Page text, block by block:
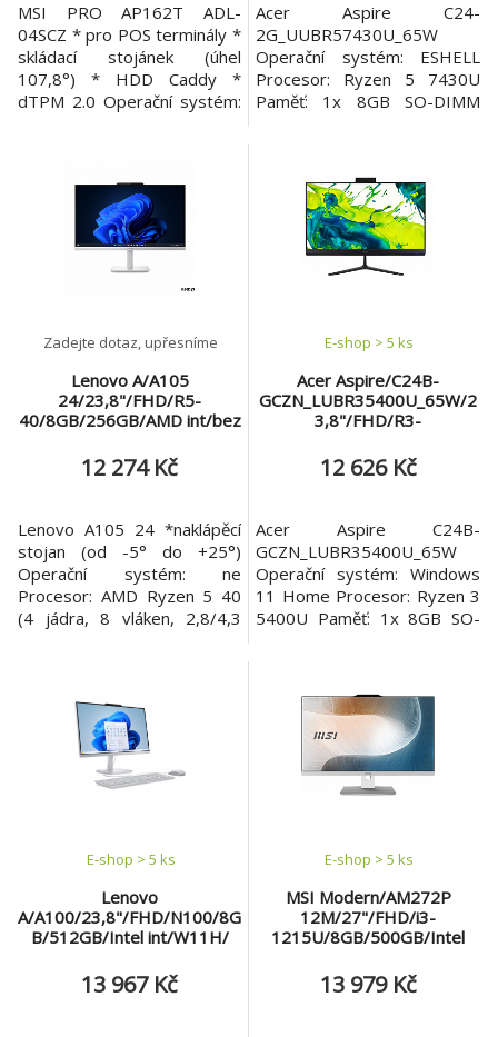
MSI PRO AP162T ADL-
04SCZ * pro POS terminály *
skládací stojánek (úhel
107,8°) * HDD Caddy *
dTPM 2.0 Operační systém:
cache) Paměť: 4GB SO-DIMM
DDR4-3200 Počet slotů
(celkem/volných): 1 slot
DDR4 SO-DIMM (1/0)
Maximální velikost paměti:
Acer Aspire C24-
2G_UUBR57430U_65W
Operační systém: ESHELL
Procesor: Ryzen 5 7430U
Paměť: 1x 8GB SO-DIMM
Ne Displej: ultra slim 23,8"
Full HD LED display
(1920x1080) IPS anit-glare
100Hz Grafická karta:
Integrovaná Audio: Repro
Lenovo A/A105
24/23,8"/FHD/R5-
40/8GB/256GB/AMD int/bez
Zadejte dotaz, upřesníme
12 274 Kč
Lenovo A105 24 *naklápěcí
stojan (od -5° do +25°)
Operační systém: ne
Procesor: AMD Ryzen 5 40
(4 jádra, 8 vláken, 2,8/4,3
(celkem/volných): paměť na
základní desce, bez slotů
(0/0) Maximální velikost
paměti: 8GB, nelze navýšit
Pevný disk: 256GB SSD M.2
Acer Aspire/C24B-
GCZN_LUBR35400U_65W/2
3,8"/FHD/R3-
int/W11H/Černá/2R
E-shop > 5 ks
12 626 Kč
Acer Aspire C24B-
GCZN_LUBR35400U_65W
Operační systém: Windows
11 Home Procesor: Ryzen 3
5400U Paměť: 1x 8GB SO-
paměťových karet: Ne
Displej: ultra slim 23,8" Full
HD LED display (1920x1080)
IPS anit-glare 100Hz
Grafická karta: Integrovaná
Lenovo
A/A100/23,8"/FHD/N100/8G
B/512GB/Intel int/W11H/
E-shop > 5 ks
13 967 Kč
MSI Modern/AM272P
12M/27"/FHD/i3-
1215U/8GB/500GB/Intel
E-shop > 5 ks
13 979 Kč